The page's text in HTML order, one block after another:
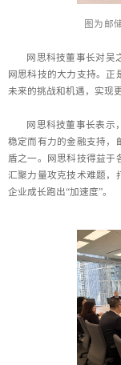
图为 邮
网思科技董事长对吴
网思科技的大力支持。正
未来的挑战和机遇，实现
网思科技董事长表示
稳定而有力的金融支持，
盾之一。网思科技得益于
汇聚力量攻克技术难题，
企业成长跑出“加速度”。